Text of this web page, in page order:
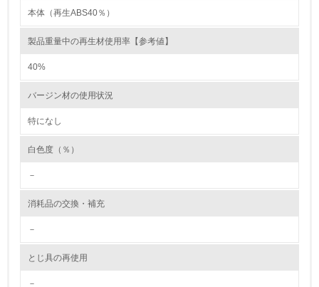
環境取り組み体制と成果を定期的に検証して次の活動に活
境対策を理解し、実践している
環境活動に関する規格やプログラムを導入している
本体（再生ABS40％）
製品重量中の再生材使用率【参考値】
40%
バージン材の使用状況
特になし
白色度（％）
－
消耗品の交換・補充
－
とじ具の再使用
－